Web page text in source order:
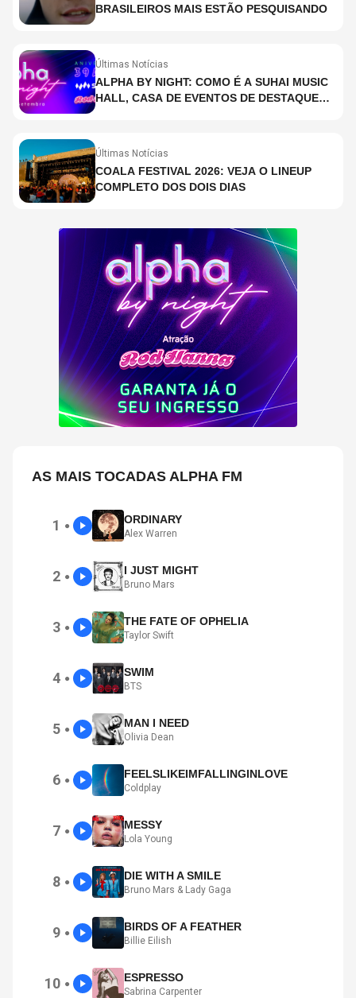
BRASILEIROS MAIS ESTÃO PESQUISANDO
Últimas Notícias
ALPHA BY NIGHT: COMO É A SUHAI MUSIC
HALL, CASA DE EVENTOS DE DESTAQUE
Últimas Notícias
COALA FESTIVAL 2026: VEJA O LINEUP
COMPLETO DOS DOIS DIAS
AS MAIS TOCADAS ALPHA FM
1 ● ORDINARY
Alex Warren
2 ● I JUST MIGHT
Bruno Mars
3 ● THE FATE OF OPHELIA
Taylor Swift
4 ● SWIM
BTS
5 ● MAN I NEED
Olivia Dean
6 ● FEELSLIKEIMFALLINGINLOVE
Coldplay
7 ● MESSY
Lola Young
8 ● DIE WITH A SMILE
Bruno Mars & Lady Gaga
9 ● BIRDS OF A FEATHER
Billie Eilish
10 ● ESPRESSO
Sabrina Carpenter